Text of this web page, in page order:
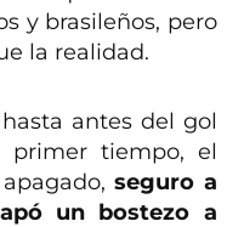
y brasileños, pero
la realidad.
antes del gol
primer tiempo, el
seguro a
un bostezo a